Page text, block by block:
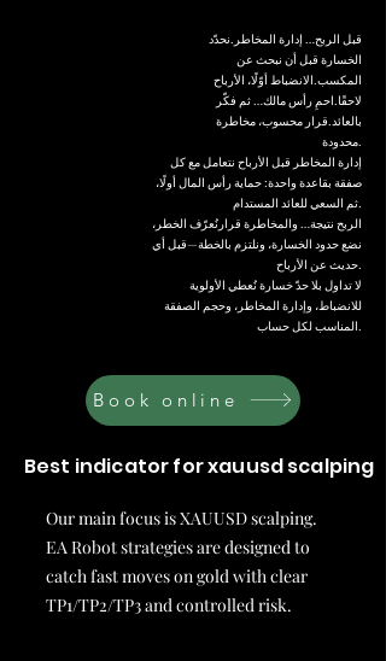
قبل الربح… إدارة المخاطر.نحدّد
الخسارة قبل أن نبحث عن
المكسب.الانضباط أوّلًا، الأرباح
لاحقًا.احمِ رأس مالك… ثم فكّر
بالعائد.قرار محسوب، مخاطرة
إدارة المخاطر قبل الأرباح نتعامل مع كل
صفقة بقاعدة واحدة: حماية رأس المال أولًا،
الربح نتيجة… والمخاطرة قرارنُعرّف الخطر،
نضع حدود الخسارة، ونلتزم بالخطة—قبل أي
لا تداول بلا حدّ خسارة نُعطي الأولوية
للانضباط، وإدارة المخاطر، وحجم الصفقة
Book online
Best indicator for xauusd scalping
Our main focus is XAUUSD scalping.
EA Robot strategies are designed to
catch fast moves on gold with clear
TP1/TP2/TP3 and controlled risk.